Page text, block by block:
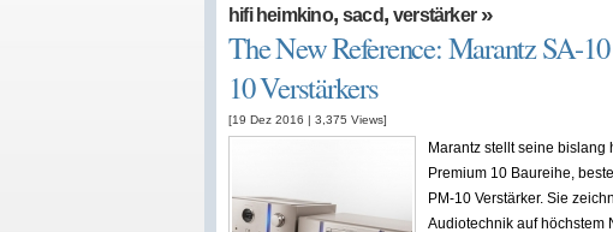
hifi heimkino, sacd, verstärker»
The New Reference: Marantz SA-
10 Verstärkers
[19 Dez 2016 | 3,375 Views]
Marantz stellt seine
Premium 10 Baureihe,
PM-10 Verstärker. Sie
Audiotechnik auf höchstem